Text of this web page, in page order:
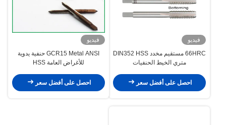
فيديو
66HRC مستقيم مخدد DIN352 HSS
متري الخيط الحنفيات
احصل على أفضل سعر
فيديو
GCR15 Metal ANSI حنفية يدوية
للأغراض العامة HSS
احصل على أفضل سعر